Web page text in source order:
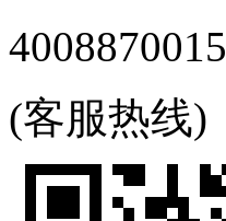
4008870015
(客服热线)